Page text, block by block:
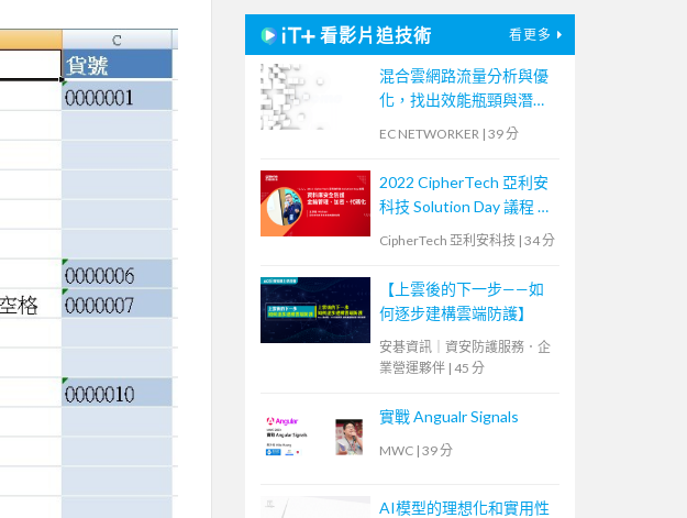
看影片追技術 看更多
混合雲網路流量分析與優
化，找出效能瓶頸與潛在
EC NETWORKER | 39 分
2022 CipherTech 亞利安
科技 Solution Day 議程 —
資料庫安全防護，金鑰管
CipherTech 亞利安科技 | 34 分
【上雲後的下一步——如
何逐步建構雲端防護】
安碁資訊｜資安防護服務．企
業營運夥伴 | 45 分
實戰 Angualr Signals
MWC | 39 分
AI模型的理想化和實用性